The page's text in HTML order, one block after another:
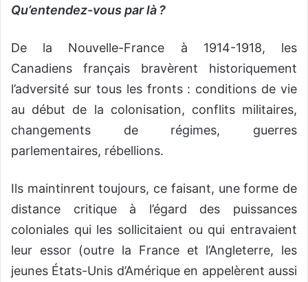
Qu’entendez-vous par là ?
De la Nouvelle-France à 1914-1918, les
Canadiens français bravèrent historiquement
l’adversité sur tous les fronts : conditions de vie
au début de la colonisation, conflits militaires,
changements de régimes, guerres
parlementaires, rébellions.
Ils maintinrent toujours, ce faisant, une forme de
distance critique à l’égard des puissances
coloniales qui les sollicitaient ou qui entravaient
leur essor (outre la France et l’Angleterre, les
jeunes États-Unis d’Amérique en appelèrent aussi